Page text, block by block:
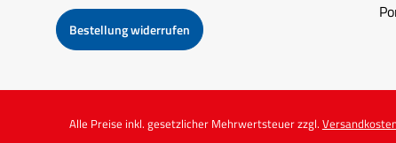
Bestellung widerrufen
Alle Preise inkl. gesetzlicher Mehrwertsteuer zzgl.